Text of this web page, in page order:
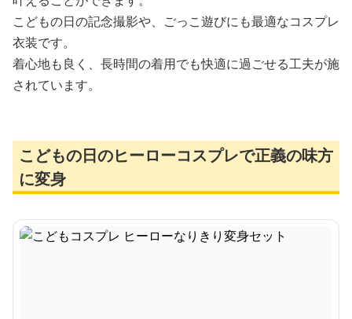
こどもの日の記念撮影や、ごっこ遊びにも最適なコスプレ
衣装です。
着心地も良く、長時間の着用でも快適に過ごせる工夫が施
されています。
こどもの日のヒーローコスプレで正義の味方
に変身